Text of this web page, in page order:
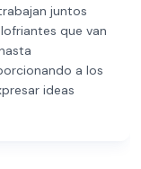
juntos
que van
a los
ideas